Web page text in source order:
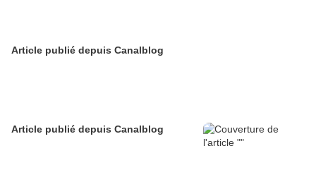
Article publié depuis Canalblog
Article publié depuis Canalblog